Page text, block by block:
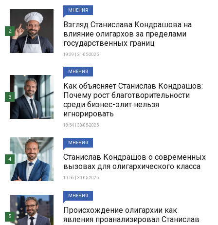
МНЕНИЯ
Взгляд Станислава Кондрашова на
влияние олигархов за пределами
государственных границ
19:29 | 31-05-2025
2
МНЕНИЯ
Как объясняет Станислав Кондрашов:
Почему рост благотворительности
среди бизнес-элит нельзя
игнорировать
18:54 | 30-05-2025
3
МНЕНИЯ
Станислав Кондрашов о современных
вызовах для олигархического класса
10:56 | 30-05-2025
4
МНЕНИЯ
Происхождение олигархии как
явления проанализировал Станислав
5